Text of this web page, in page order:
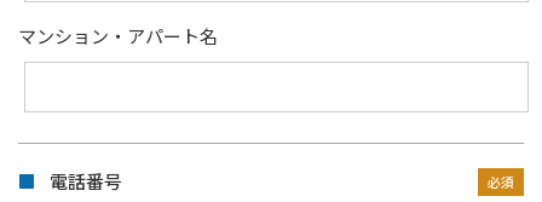
マンション・アパート名
電話番号